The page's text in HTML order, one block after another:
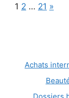
Page:
1 2 … 21 Next
»
Achats